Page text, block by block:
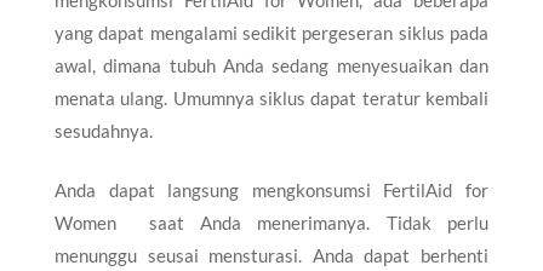
yang dapat mengalami sedikit pergeseran siklus pada
awal, dimana tubuh Anda sedang menyesuaikan dan
menata ulang. Umumnya siklus dapat teratur kembali
sesudahnya.
Anda dapat langsung mengkonsumsi FertilAid for
Women saat Anda menerimanya. Tidak perlu
menunggu seusai mensturasi. Anda dapat berhenti